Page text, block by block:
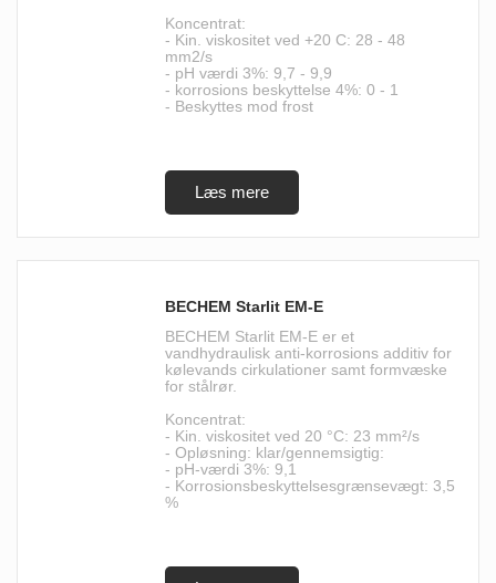
Koncentrat:
- Kin. viskositet ved +20 C: 28 - 48
mm2/s
- pH værdi 3%: 9,7 - 9,9
- korrosions beskyttelse 4%: 0 - 1
- Beskyttes mod frost
BECHEM Starlit EM-E
BECHEM Starlit EM-E er et
vandhydraulisk anti-korrosions additiv for
kølevands cirkulationer samt formvæske
for stålrør.
Koncentrat:
- Kin. viskositet ved 20 °C: 23 mm²/s
- Opløsning: klar/gennemsigtig:
- pH-værdi 3%: 9,1
- Korrosionsbeskyttelsesgrænsevægt: 3,5
%